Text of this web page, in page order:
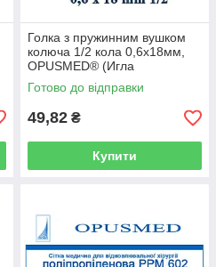
Голка з пружинним вушком
колюча 1/2 кола 0,6х18мм,
OPUSMED® (Игла
хирургическая с пружинным
ушком)
Готово до відправки
49,82 ₴
Купити